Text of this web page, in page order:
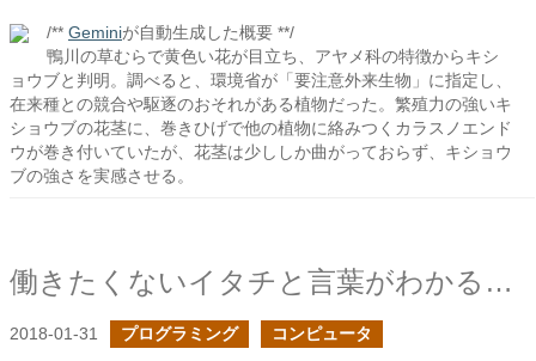
/** Geminiが自動生成した概要 **/
鴨川の草むらで黄色い花が目立ち、アヤメ科の特徴からキシ
ョウブと判明。調べると、環境省が「要注意外来生物」に指定し、
在来種との競合や駆逐のおそれがある植物だった。繁殖力の強いキ
ショウブの花茎に、巻きひげで他の植物に絡みつくカラスノエンド
ウが巻き付いていたが、花茎は少ししか曲がっておらず、キショウ
ブの強さを実感させる。
働きたくないイタチと言葉がわかるロボット
2018-01-31 プログラミング コンピュータ